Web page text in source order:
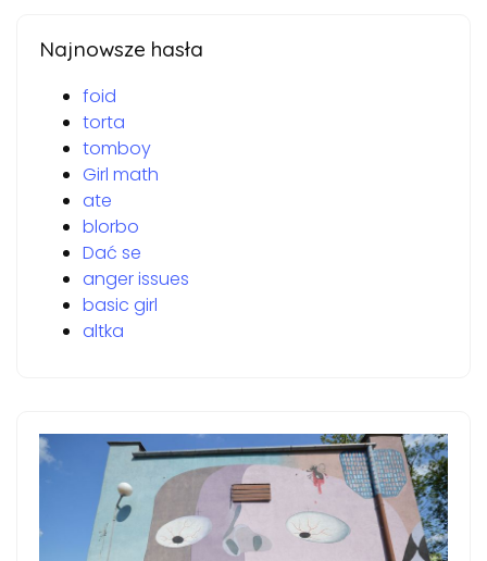
Najnowsze hasła
foid
torta
tomboy
Girl math
ate
blorbo
Dać se
anger issues
basic girl
altka